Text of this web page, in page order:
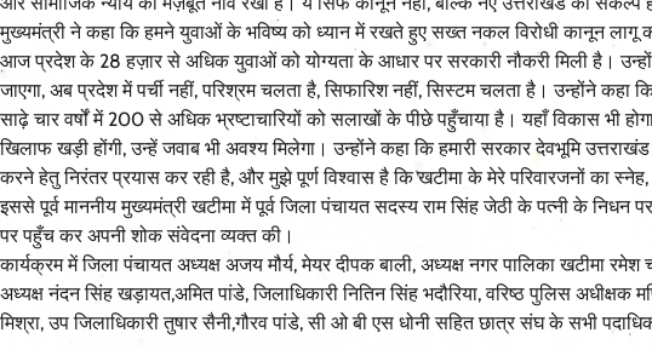
मुख्यमंत्री ने कहा कि हमने युवाओं के भविष्य को ध्यान में रखते हुए सख्त नकल विरोधी कानून
आज प्रदेश के 28 हज़ार से अधिक युवाओं को योग्यता के आधार पर सरकारी नौकरी मिली है।
जाएगा, अब प्रदेश में पर्ची नहीं, परिश्रम चलता है, सिफारिश नहीं, सिस्टम चलता है। उन्होंने कहा
साढ़े चार वर्षों में 200 से अधिक भ्रष्टाचारियों को सलाखों के पीछे पहुँचाया है। यहाँ विकास भी
खिलाफ खड़ी होंगी, उन्हें जवाब भी अवश्य मिलेगा। उन्होंने कहा कि हमारी सरकार देवभूमि
करने हेतु निरंतर प्रयास कर रही है, और मुझे पूर्ण विश्वास है कि खटीमा के मेरे परिवारजनों का
इससे पूर्व माननीय मुख्यमंत्री खटीमा में पूर्व जिला पंचायत सदस्य राम सिंह जेठी के पत्नी के
पर पहुँच कर अपनी शोक संवेदना व्यक्त की।
कार्यक्रम में जिला पंचायत अध्यक्ष अजय मौर्य, मेयर दीपक बाली, अध्यक्ष नगर पालिका खटीमा
अध्यक्ष नंदन सिंह खड़ायत,अमित पांडे, जिलाधिकारी नितिन सिंह भदौरिया, वरिष्ठ पुलिस अधीक्षक
मिश्रा, उप जिलाधिकारी तुषार सैनी,गौरव पांडे, सी ओ बी एस धोनी सहित छात्र संघ के सभी